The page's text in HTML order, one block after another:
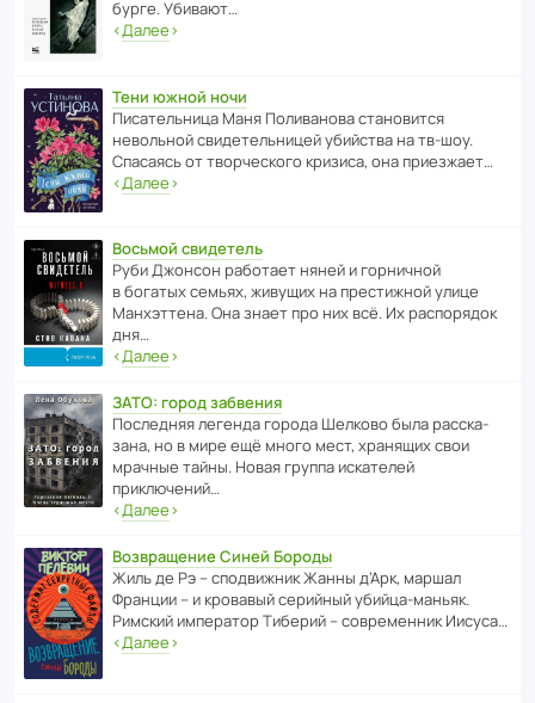
бурге. Убивают…
‹Далее›
Тени южной ночи
Писа­тель­ница Маня Поли­ва­нова стано­вится
невольной свиде­тель­ницей убийства на тв-шоу.
Спасаясь от твор­че­с­кого кризиса, она приезжает…
‹Далее›
Восьмой свидетель
Руби Джонсон рабо­тает няней и горни­чной
в богатых семьях, живущих на прес­ти­жной улице
Манх­эт­тена. Она знает про них всё. Их распо­рядок
дня…
‹Далее›
ЗАТО: город забвения
После­дняя легенда города Шелково была расска­
зана, но в мире ещё много мест, хранящих свои
мрачные тайны. Новая группа иска­телей
приключений…
‹Далее›
Возвращение Синей Бороды
Жиль де Рэ – спод­ви­жник Жанны д’Арк, маршал
Франции – и кровавый серийный убийца-маньяк.
Римский импе­ратор Тиберий – совре­менник Иисуса…
‹Далее›